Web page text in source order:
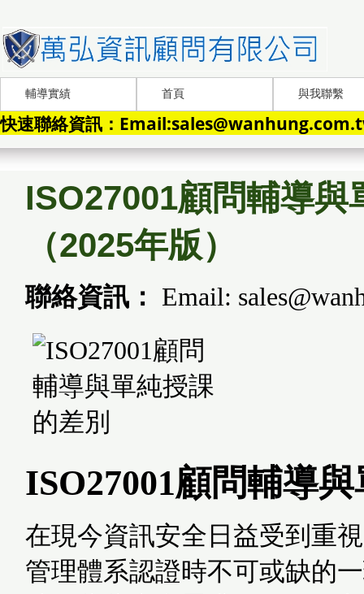
輔導實績 首頁 與我聯繫
快速聯絡資訊：
ISO27001顧問輔導
（2025年版）
聯絡資訊： Email:
ISO27001顧問輔導
在現今資訊安全日益受到重
管理體系認證時不可或缺的